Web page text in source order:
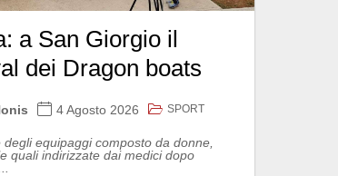
a San Giorgio il
dei Dragon boats
4 Agosto 2026 SPORT
equipaggi composto da donne,
quali indirizzate dai medici dopo